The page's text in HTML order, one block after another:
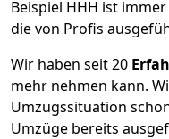
Beispiel HHH ist
die von Profis
Wir haben seit20
mehr nehmen kann.
Umzugssituation
Umzüge bereits